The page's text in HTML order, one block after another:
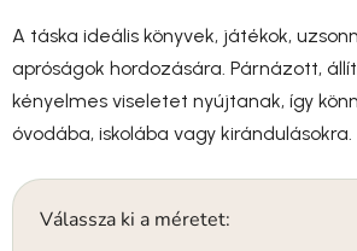
A táska ideális könyvek, játékok,
apróságok hordozására. Párnázott,
kényelmes viseletet nyújtanak, így
óvodába, iskolába vagy kirándulásokra.
Válassza ki a méretet: